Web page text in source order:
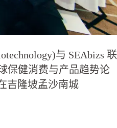
与 SEAbizs 联
保健消费与产品趋势论
吉隆坡孟沙南城